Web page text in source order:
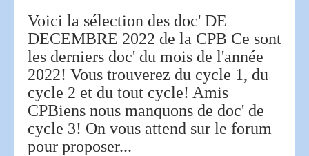
Voici la sélection des doc' DE
DECEMBRE 2022 de la CPB Ce sont
les derniers doc' du mois de l'année
2022! Vous trouverez du cycle 1, du
cycle 2 et du tout cycle! Amis
CPBiens nous manquons de doc' de
cycle 3! On vous attend sur le forum
pour proposer...